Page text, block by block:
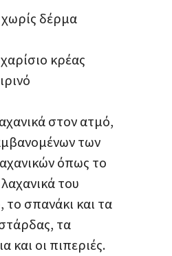
δέρμα
κρέας
στον ατμό,
των
όπως το
του
το σπανάκι και τα
τα
και οι πιπεριές.